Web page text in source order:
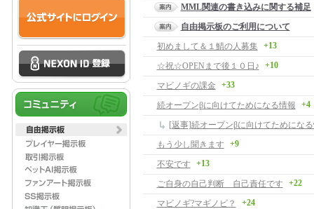
MML関連の書き込みに関する補足
自由掲示板のご利用について
初めまして＆１鯖の人募集
+13
☆祝☆OPENまで後１０日♪ +10
マビノギの課金 +33
続オープンβに向けてためになる情報 +4
[返事]続オープンβに向けてためにな
もう少し聞きます
+9
不安です +13
ご自身の自己判断 自己責任です +22
マビノギ?マギノビ？ +24